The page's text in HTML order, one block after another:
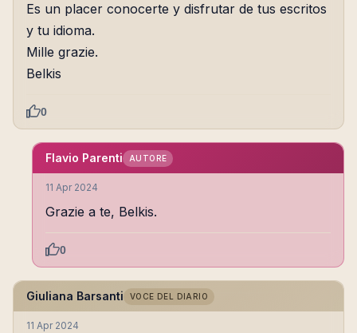
Es un placer conocerte y disfrutar de tus escritos
y tu idioma.
Mille grazie.
Belkis
0
Flavio Parenti AUTORE
11 Apr 2024
Grazie a te, Belkis.
0
Giuliana Barsanti VOCE DEL DIARIO
11 Apr 2024